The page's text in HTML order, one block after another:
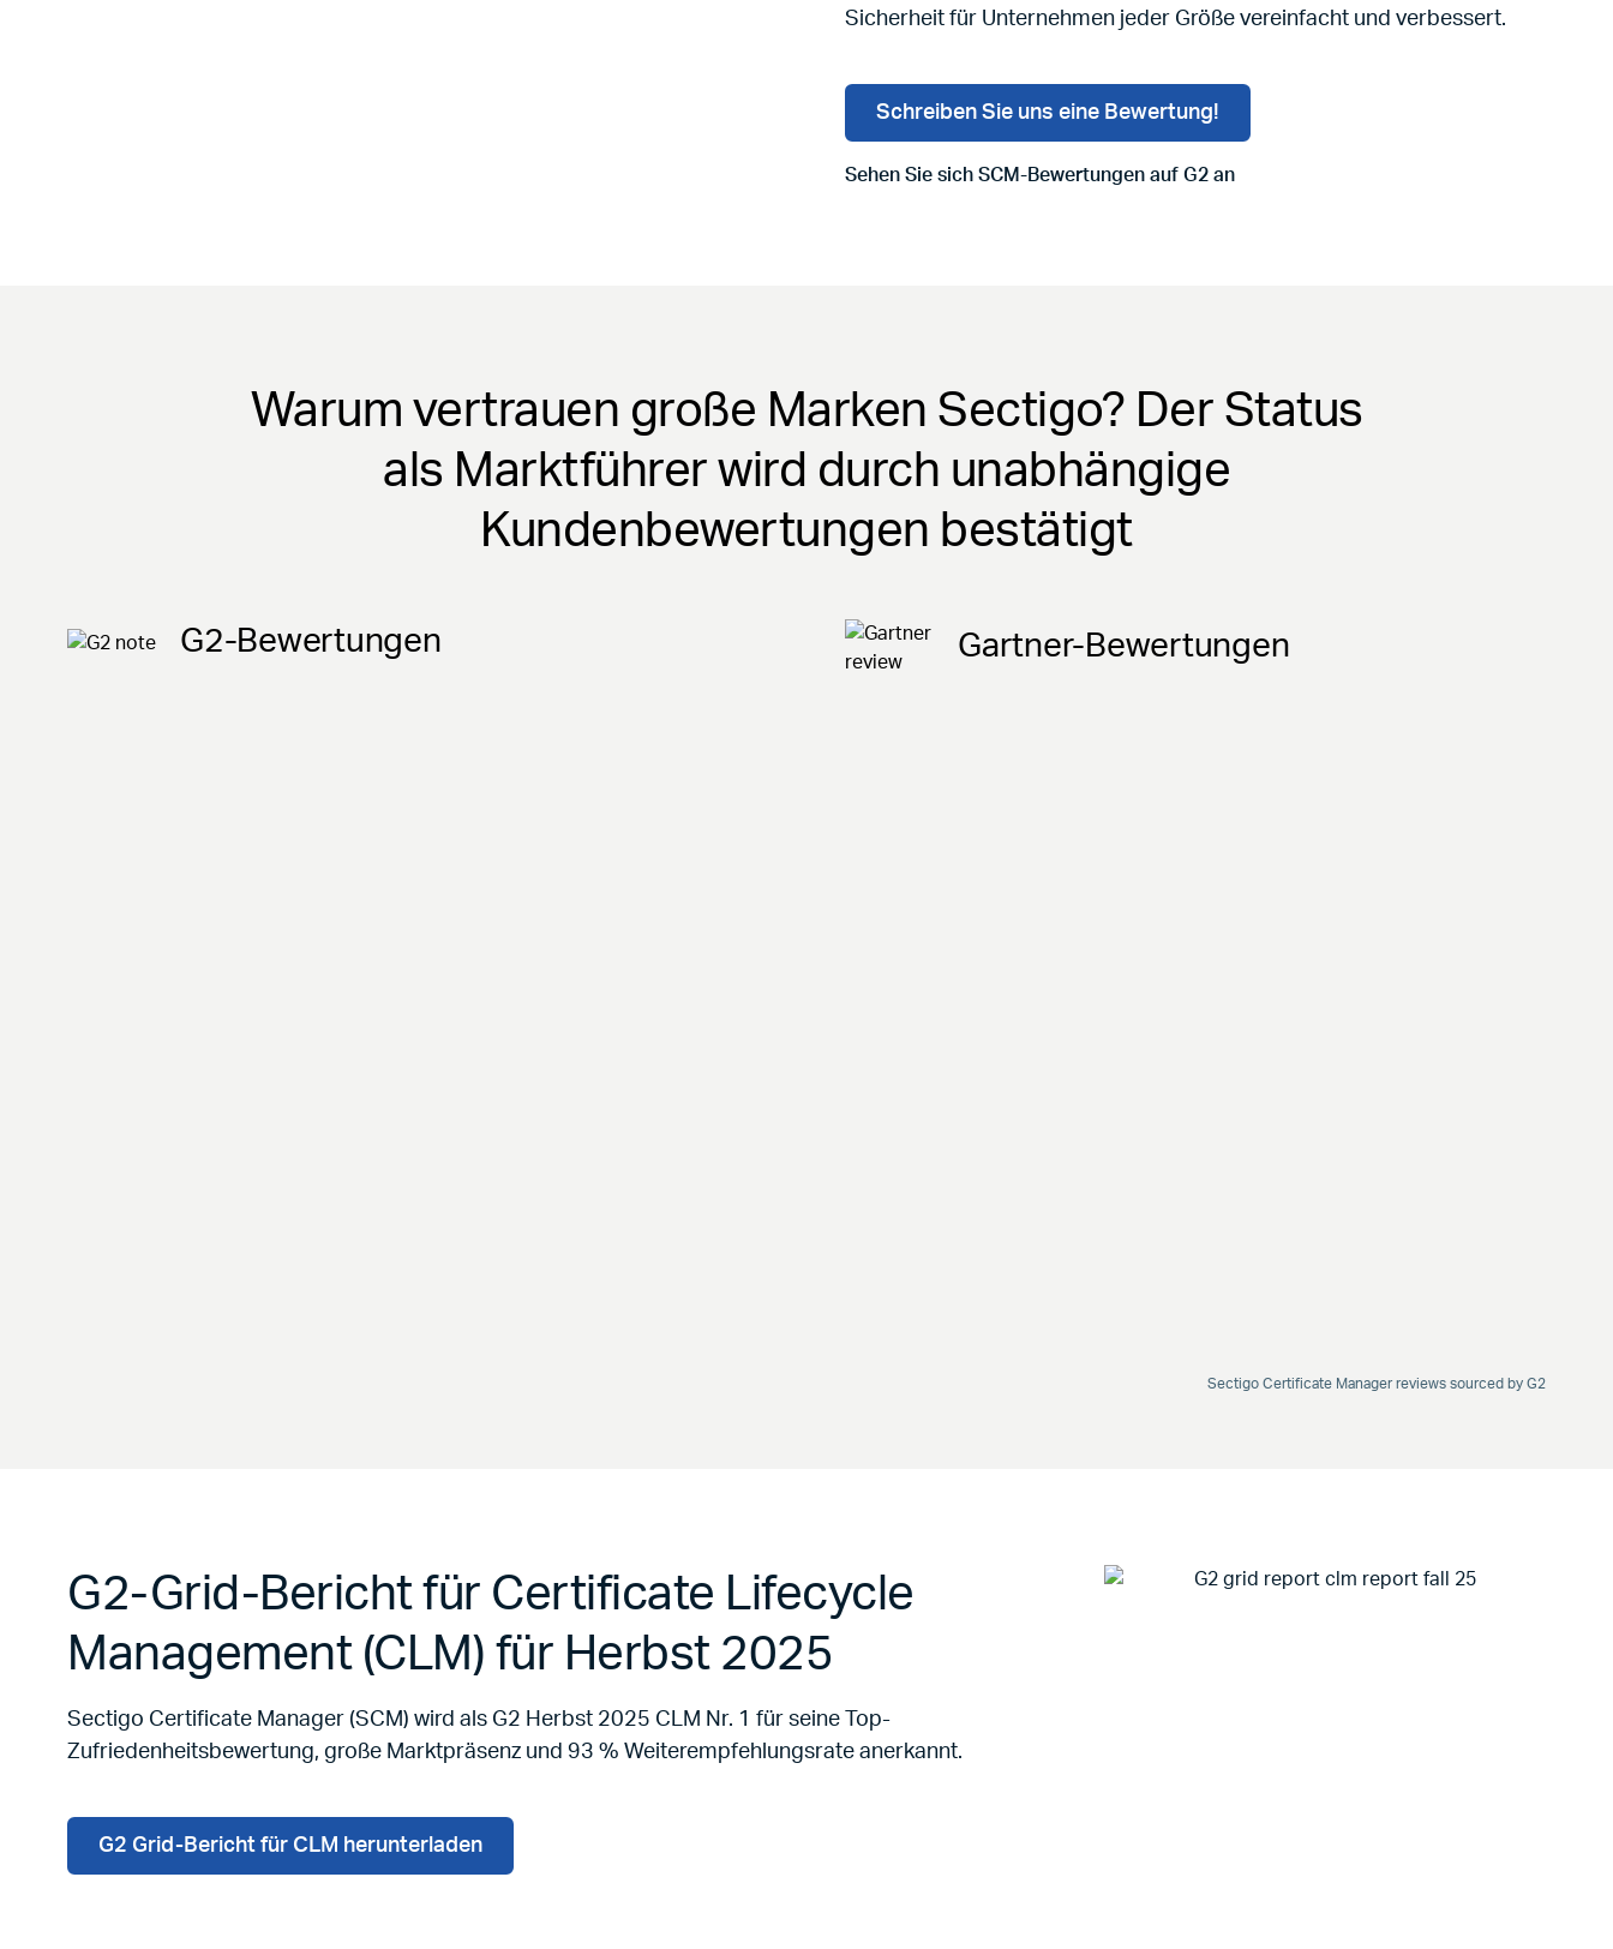
Sicherheit für Unternehmen jeder Größe vereinfacht und verbessert.
Schreiben Sie uns eine Bewertung!
Sehen Sie sich SCM-Bewertungen auf G2 an
Gehe zu Sehen Sie sich SCM-Bewertungen auf G2 an
Warum vertrauen große Marken Sectigo? Der Status
als Marktführer wird durch unabhängige
Kundenbewertungen bestätigt
G2-Bewertungen Gartner-Bewertungen
Sectigo Certificate Manager reviews sourced by G2
G2-Grid-Bericht für Certificate Lifecycle
Management (CLM) für Herbst 2025
Sectigo Certificate Manager (SCM) wird als G2 Herbst 2025 CLM Nr. 1 für seine Top-
Zufriedenheitsbewertung, große Marktpräsenz und 93 % Weiterempfehlungsrate anerkannt.
G2 Grid-Bericht für CLM herunterladen